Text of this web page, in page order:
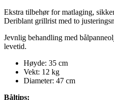
Ekstra tilbehør for matlaging,
Deriblant grillrist med to
Jevnlig behandling med
levetid.
Høyde: 35 cm
Vekt: 12 kg
Diameter: 47 cm
Båltips: